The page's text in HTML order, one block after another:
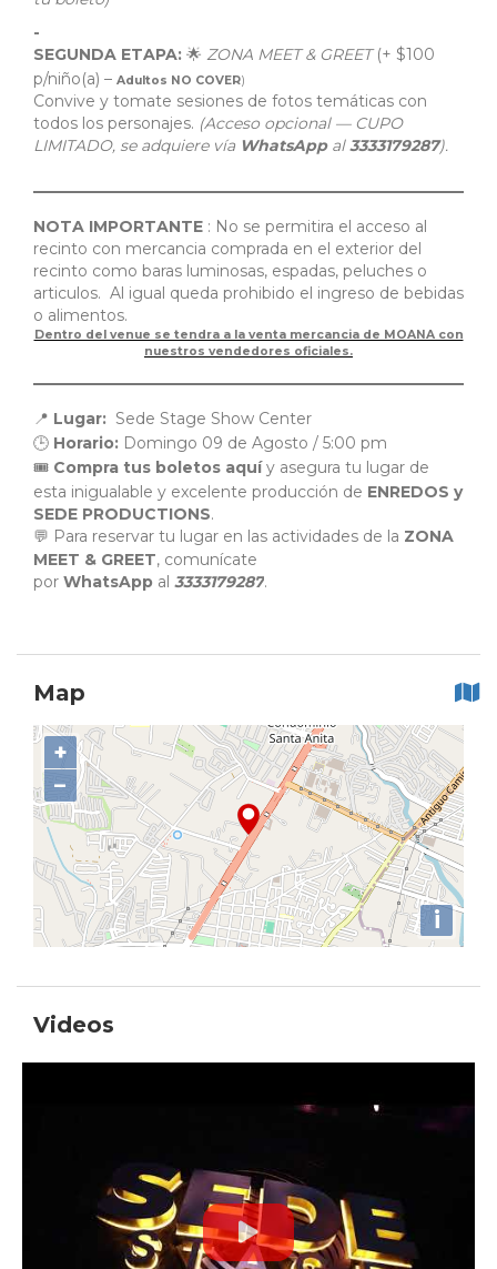
-
SEGUNDA ETAPA: 🌟 ZONA MEET & GREET(+ $100
p/niño(a) – Adultos NO COVER)
Convive y tomate sesiones de fotos temáticas con
todos los personajes. (Acceso opcional — CUPO
LIMITADO, se adquiere vía WhatsApp al3333179287).
NOTA IMPORTANTE : No se permitira el acceso al
recinto con mercancia comprada en el exterior del
recinto como baras luminosas, espadas, peluches o
articulos. Al igual queda prohibido el ingreso de bebidas
o alimentos.
Dentro del venue se tendra a la venta mercancia de MOANA con
nuestros vendedores oficiales.
📍 Lugar: Sede Stage Show Center
🕒 Horario: Domingo 09 de Agosto / 5:00 pm
🎟️ Compra tus boletos aquí y asegura tu lugar de
esta inigualable y excelente producción de ENREDOS y
SEDE PRODUCTIONS.
💬 Para reservar tu lugar en las actividades de la ZONA
MEET & GREET, comunícate
por WhatsApp al 3333179287.
Map
+
−
i
Videos